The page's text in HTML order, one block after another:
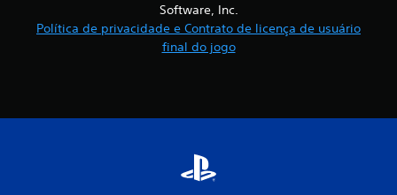
Software, Inc.
Política de privacidade e Contrato de licença de usuário
final do jogo